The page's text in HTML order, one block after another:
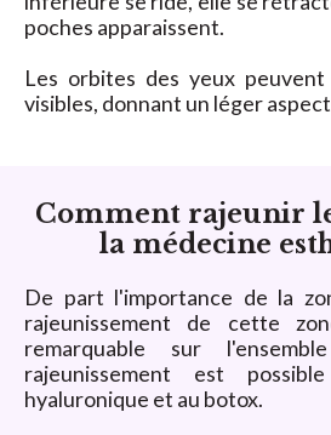
poches apparaissent.
Les orbites des yeux
visibles, donnant un léger
Comment rajeunir
la médecine
De part l'importance de la
rajeunissement de cette
remarquable sur
rajeunissement est
hyaluronique et au botox.